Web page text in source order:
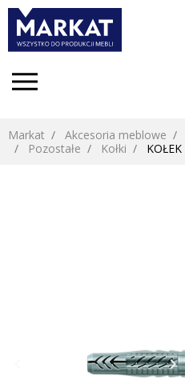
Markat Akcesoria meblowe
Pozostałe
Kołki
keyboard_arrow_right